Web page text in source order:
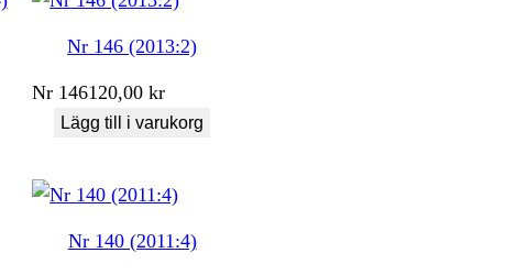
Nr 146 (2013:2)
Nr 146120,00kr
Lägg till i varukorg
Nr 140 (2011:4)